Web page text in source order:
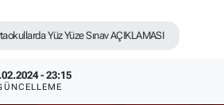
Yüz Yüze Sınav AÇIKLAMASI
- 23:15